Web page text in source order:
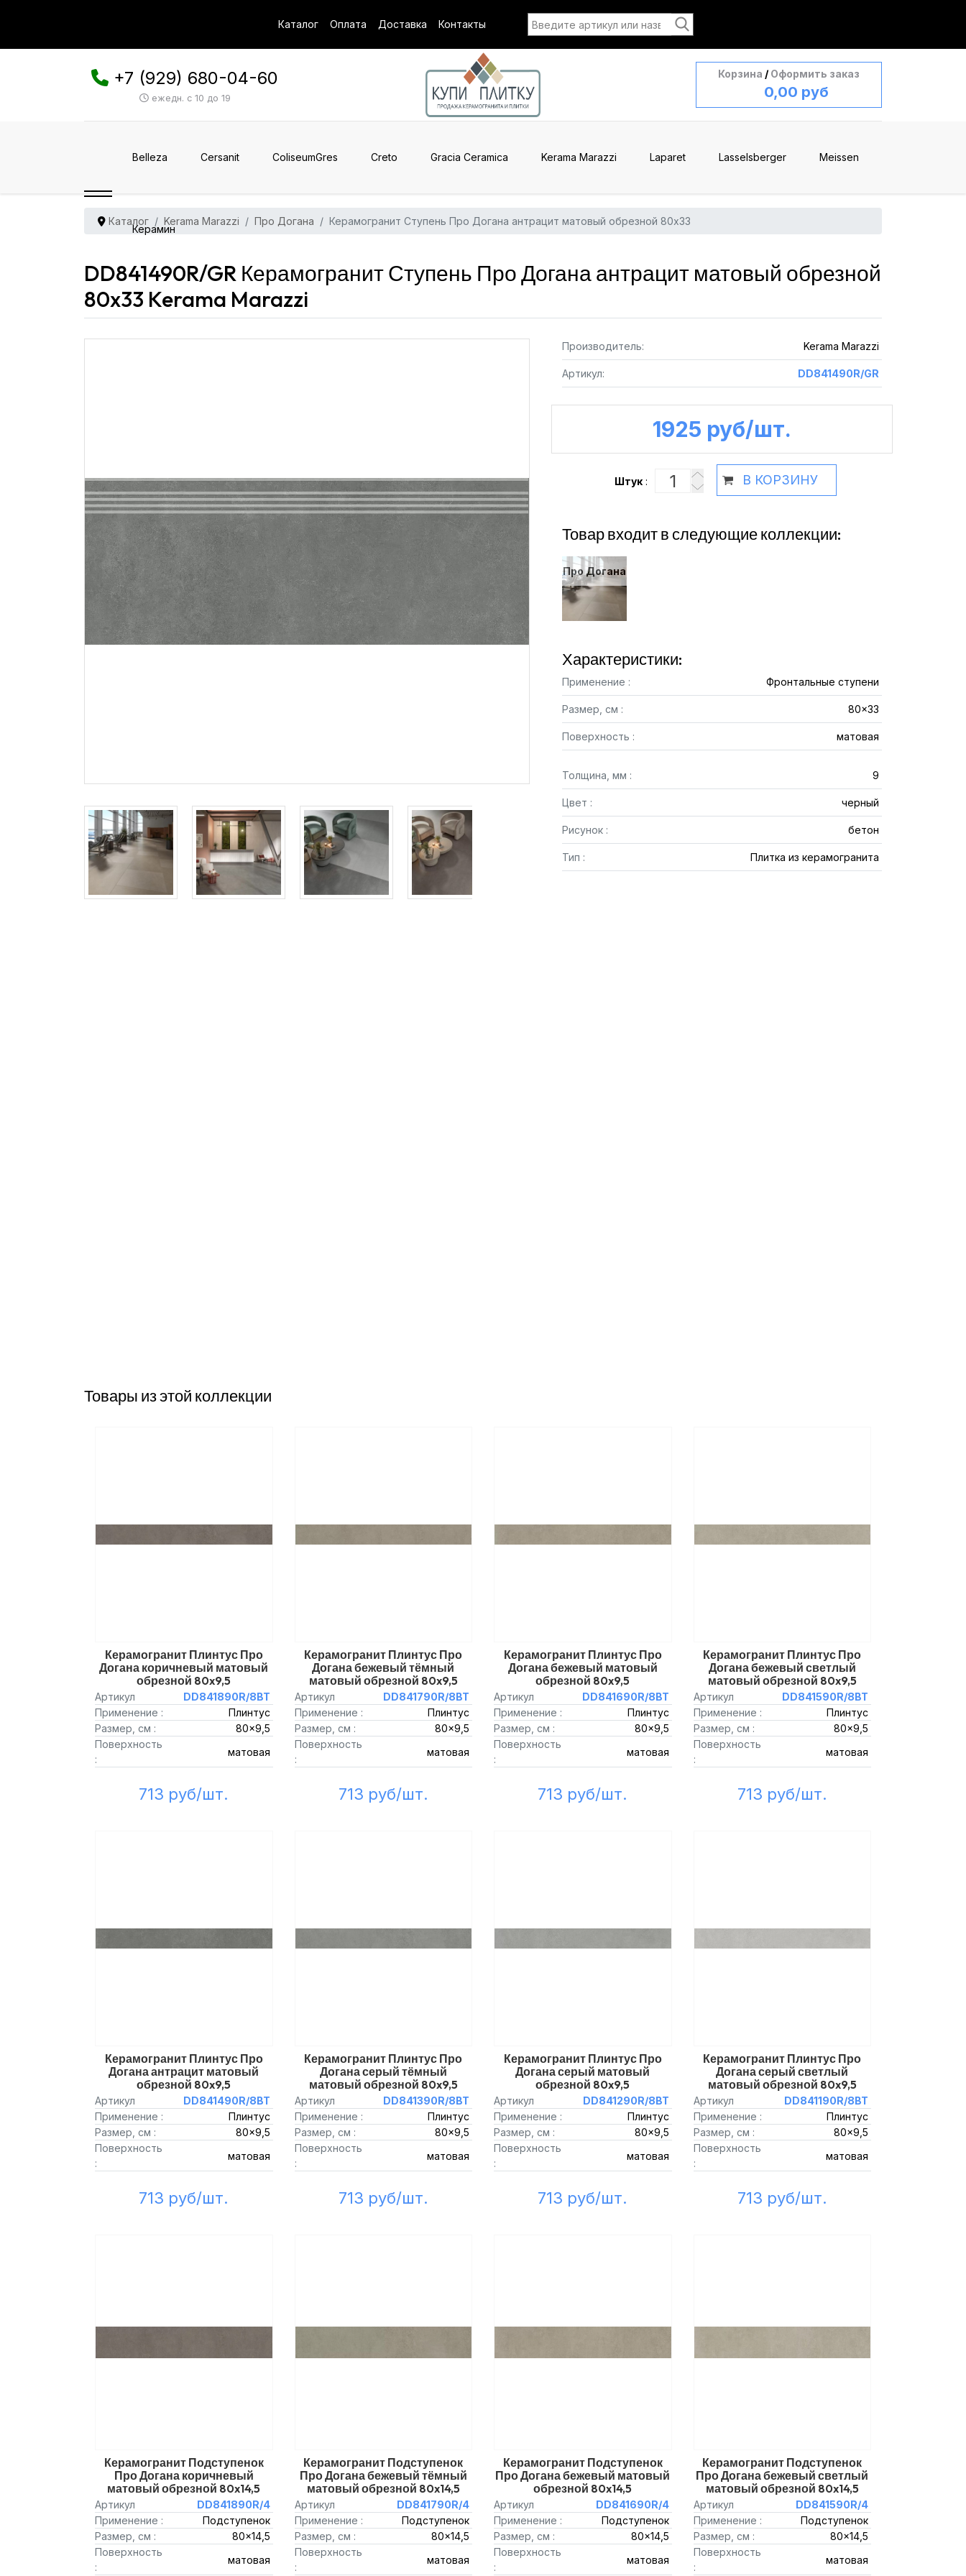
Каталог Оплата Доставка Контакты
+7 (929) 680-04-60
ежедн. с 10 до 19
Корзина / Оформить заказ
0,00 руб
Belleza Cersanit ColiseumGres Creto Gracia Ceramica Kerama Marazzi Laparet Lasselsberger Meissen
Керамин
Каталог Kerama Marazzi Про Догана Керамогранит Ступень Про Догана антрацит матовый обрезной 80x33
DD841490R/GR Керамогранит Ступень Про Догана антрацит матовый обрезной
80x33 Kerama Marazzi
Производитель: Kerama Marazzi
Артикул: DD841490R/GR
1925 руб /шт.
Штук : В КОРЗИНУ
Товар входит в следующие коллекции:
Про Догана
Характеристики:
Применение : Фронтальные ступени
Размер, см : 80x33
Поверхность : матовая
Толщина, мм : 9
Цвет : черный
Рисунок : бетон
Тип : Плитка из керамогранита
Товары из этой коллекции
Керамогранит Плинтус Про
Догана коричневый матовый
обрезной 80x9,5
Артикул
DD841890R/8BT
Применение :
Плинтус
Размер, см :
80x9,5
Поверхность
:
матовая
713 руб/шт.
Керамогранит Плинтус Про
Догана бежевый тёмный
матовый обрезной 80x9,5
Артикул
DD841790R/8BT
Применение :
Плинтус
Размер, см :
80x9,5
Поверхность
:
матовая
713 руб/шт.
Керамогранит Плинтус Про
Догана бежевый матовый
обрезной 80x9,5
Артикул
DD841690R/8BT
Применение :
Плинтус
Размер, см :
80x9,5
Поверхность
:
матовая
713 руб/шт.
Керамогранит Плинтус Про
Догана бежевый светлый
матовый обрезной 80x9,5
Артикул
DD841590R/8BT
Применение :
Плинтус
Размер, см :
80x9,5
Поверхность
:
матовая
713 руб/шт.
Керамогранит Плинтус Про
Догана антрацит матовый
обрезной 80x9,5
Артикул
DD841490R/8BT
Применение :
Плинтус
Размер, см :
80x9,5
Поверхность
:
матовая
713 руб/шт.
Керамогранит Плинтус Про
Догана серый тёмный
матовый обрезной 80x9,5
Артикул
DD841390R/8BT
Применение :
Плинтус
Размер, см :
80x9,5
Поверхность
:
матовая
713 руб/шт.
Керамогранит Плинтус Про
Догана серый матовый
обрезной 80x9,5
Артикул
DD841290R/8BT
Применение :
Плинтус
Размер, см :
80x9,5
Поверхность
:
матовая
713 руб/шт.
Керамогранит Плинтус Про
Догана серый светлый
матовый обрезной 80x9,5
Артикул
DD841190R/8BT
Применение :
Плинтус
Размер, см :
80x9,5
Поверхность
:
матовая
713 руб/шт.
Керамогранит Подступенок
Про Догана коричневый
матовый обрезной 80x14,5
Артикул
DD841890R/4
Применение :
Подступенок
Размер, см :
80x14,5
Поверхность
:
матовая
Керамогранит Подступенок
Про Догана бежевый тёмный
матовый обрезной 80x14,5
Артикул
DD841790R/4
Применение :
Подступенок
Размер, см :
80x14,5
Поверхность
:
матовая
Керамогранит Подступенок
Про Догана бежевый матовый
обрезной 80x14,5
Артикул
DD841690R/4
Применение :
Подступенок
Размер, см :
80x14,5
Поверхность
:
матовая
Керамогранит Подступенок
Про Догана бежевый светлый
матовый обрезной 80x14,5
Артикул
DD841590R/4
Применение :
Подступенок
Размер, см :
80x14,5
Поверхность
:
матовая